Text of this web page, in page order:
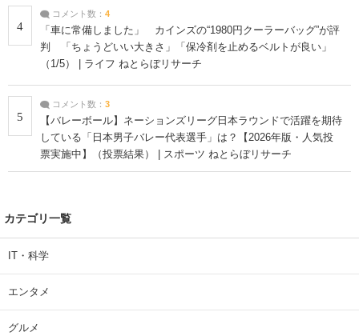
4
コメント数： 4
「車に常備しました」 カインズの“1980円クーラーバッグ”が評
判 「ちょうどいい大きさ」「保冷剤を止めるベルトが良い」
（1/5） | ライフ ねとらぼリサーチ
5
コメント数： 3
【バレーボール】ネーションズリーグ日本ラウンドで活躍を期待
している「日本男子バレー代表選手」は？【2026年版・人気投
票実施中】（投票結果） | スポーツ ねとらぼリサーチ
カテゴリ一覧
IT・科学
エンタメ
グルメ